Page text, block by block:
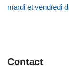
mardi et vendredi
Contact